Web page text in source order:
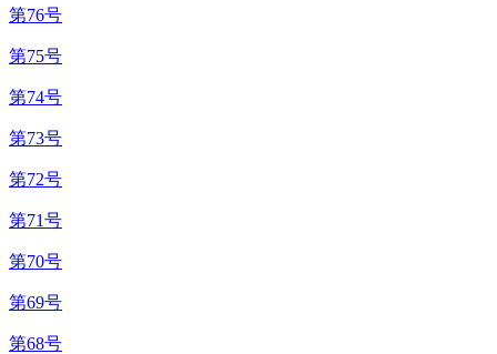
第76号
第75号
第74号
第73号
第72号
第71号
第70号
第69号
第68号